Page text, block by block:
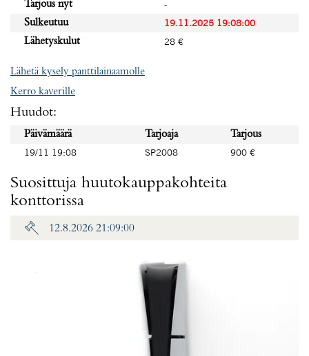
Tarjous nyt
-
Sulkeutuu
19.11.2025 19:08:00
Lähetyskulut
28 €
Lähetä kysely panttilainaamolle
Kerro kaverille
Huudot:
Päivämäärä Tarjoaja
Tarjous
19/11 19:08
SP2008 900 €
Suosittuja huutokauppakohteita
konttorissa
12.8.2026 21:09:00